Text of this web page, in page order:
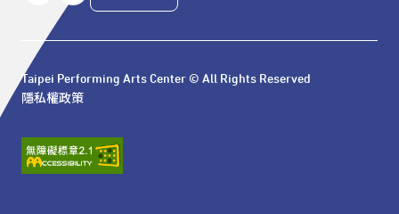
Taipei Performing Arts Center © All Rights Reserved
隱私權政策